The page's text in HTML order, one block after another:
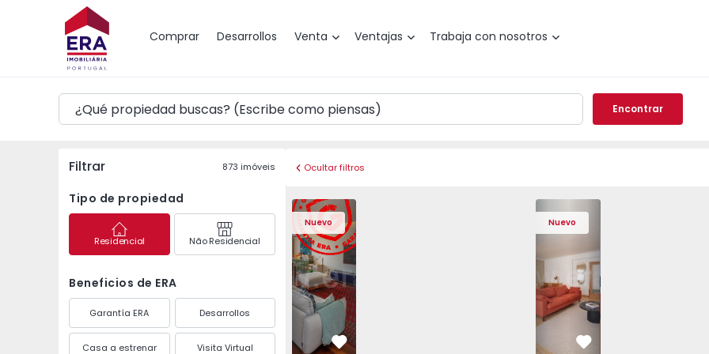
Comprar Desarrollos Venta Ventajas Trabaja con nosotros
Mapa
Encontrar
Filtrar 873 imóveis
Tipo de propiedad
Residencial Não Residencial
Beneficios de ERA
Garantía ERA Desarrollos
Casa a estrenar Visita Virtual
Ocultar filtros
Nuevo
Apartamento T3 Póvoa de Varzim, Póvoa de Varzim, Beiriz e Argivai - 1574602 - 20
Apartamento T3 Póvoa de Varzim, Póvoa de Varzim, Beiriz e Argivai -
Apartamento T3 Póvoa de Varzim, Póvoa de Varzim, Beiriz
Apartamento T3 Póvoa de Varzim, Póvoa de
Apartamento T3 Póvoa de Varzim,
Apartamento T3 Póvoa de
Apartamento
Favorito
Nuevo
Apartamento T4 Cascais, São Domingos
Apartamento T4 Cascais,
Apartamento T4
Favorito